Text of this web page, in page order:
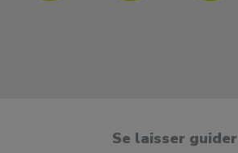
Se laisser guider